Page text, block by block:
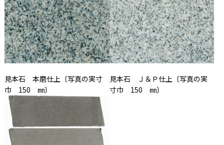
見本石 本磨仕上〔写真の実寸
巾 150 ㎜〕
見本石 Ｊ＆Ｐ仕上〔写真の実
寸巾 150 ㎜〕